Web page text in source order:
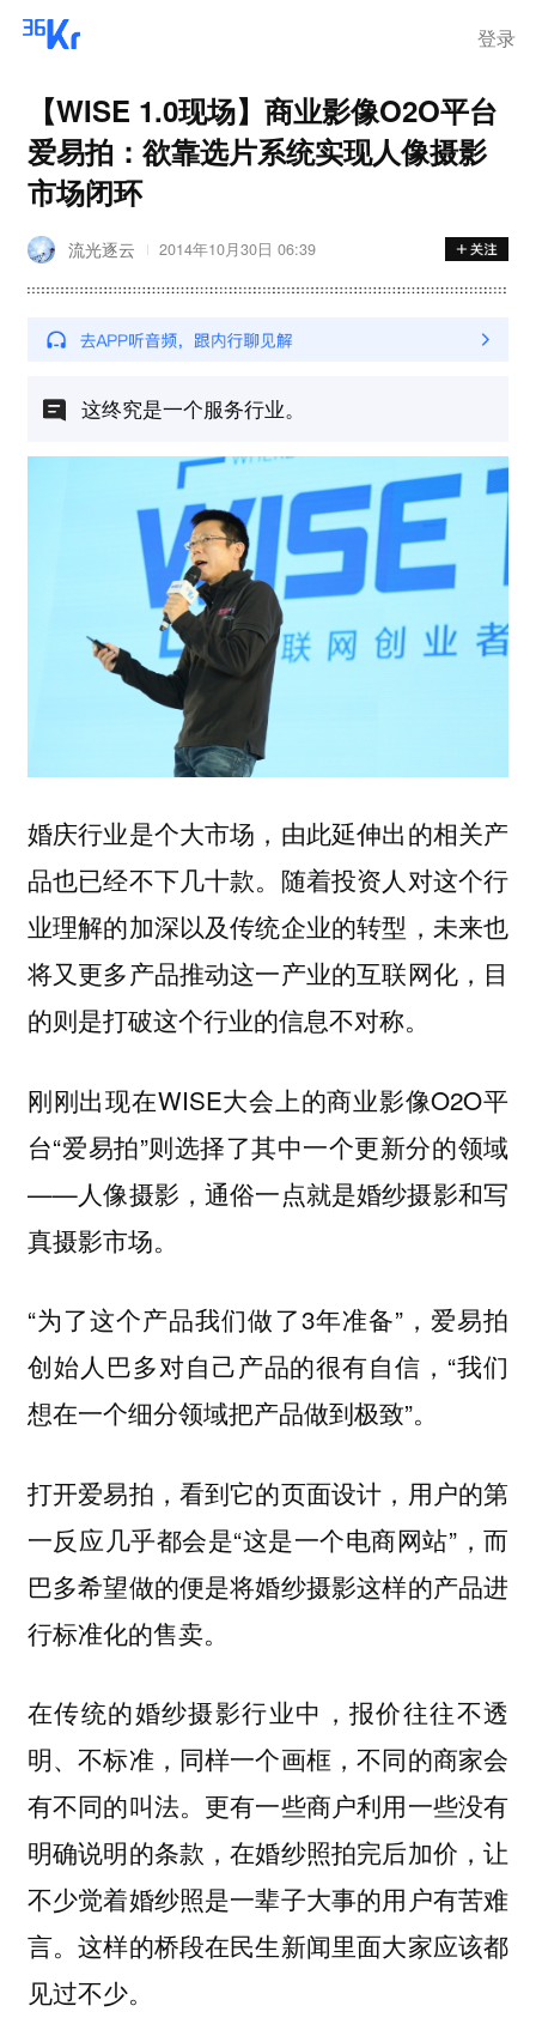
登录
【WISE 1.0现场】商业影像O2O平台
爱易拍：欲靠选片系统实现人像摄影
市场闭环
流光逐云 2014年10月30日 06:39
这终究是一个服务行业。
婚庆行业是个大市场，由此延伸出的相关产
品也已经不下几十款。随着投资人对这个行
业理解的加深以及传统企业的转型，未来也
将又更多产品推动这一产业的互联网化，目
的则是打破这个行业的信息不对称。
刚刚出现在WISE大会上的商业影像O2O平
台“爱易拍”则选择了其中一个更新分的领域
——人像摄影，通俗一点就是婚纱摄影和写
真摄影市场。
“为了这个产品我们做了3年准备”，爱易拍
创始人巴多对自己产品的很有自信，“我们
想在一个细分领域把产品做到极致”。
打开爱易拍，看到它的页面设计，用户的第
一反应几乎都会是“这是一个电商网站”，而
巴多希望做的便是将婚纱摄影这样的产品进
行标准化的售卖。
在传统的婚纱摄影行业中，报价往往不透
明、不标准，同样一个画框，不同的商家会
有不同的叫法。更有一些商户利用一些没有
明确说明的条款，在婚纱照拍完后加价，让
不少觉着婚纱照是一辈子大事的用户有苦难
言。这样的桥段在民生新闻里面大家应该都
见过不少。